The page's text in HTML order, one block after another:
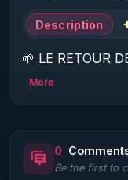
Description
🌱 LE RETOUR
2022)!
https://
🌱 LE MAGAZINE
More
0
Be the first to